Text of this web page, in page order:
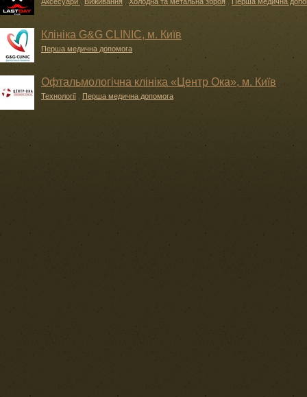
Клініка G&G CLINIC, м. Київ
Перша медична допомога
Офтальмологічна клініка «Центр Ока», м. Київ
Технології Перша медична допомога